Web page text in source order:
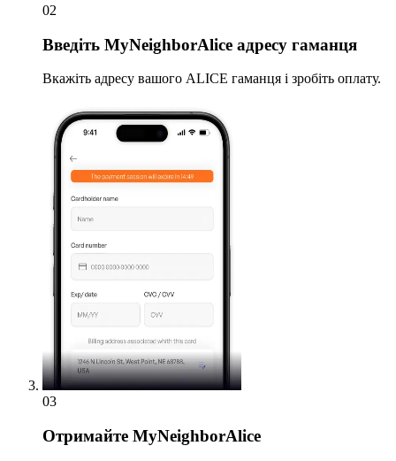
02
Введіть MyNeighborAlice адресу гаманця
Вкажіть адресу вашого ALICE гаманця і зробіть оплату.
03
Отримайте MyNeighborAlice